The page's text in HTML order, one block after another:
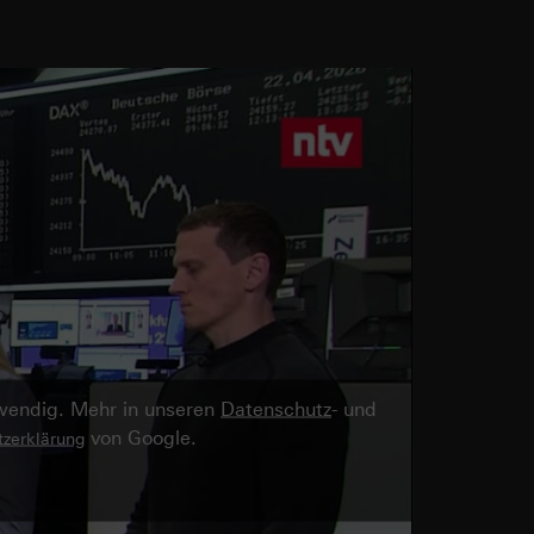
Mehr in unseren Datenschutz- und
von Google.